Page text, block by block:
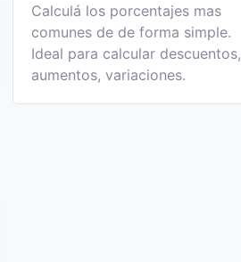
Calculá los porcentajes mas
comunes de de forma simple.
Ideal para calcular descuentos,
aumentos, variaciones.